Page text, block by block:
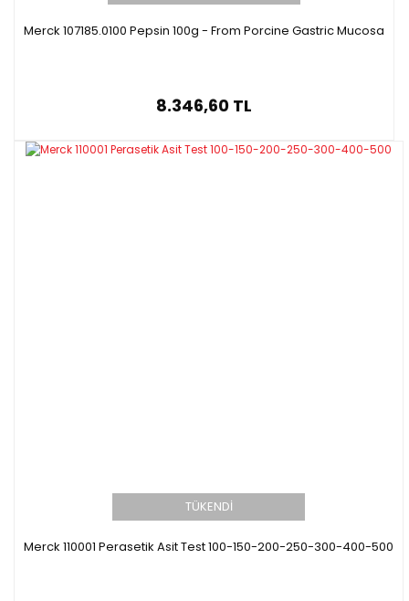
Merck 107185.0100 Pepsin 100g - From Porcine Gastric Mucosa
8.346,60 TL
TÜKENDİ
Merck 110001 Perasetik Asit Test 100-150-200-250-300-400-500